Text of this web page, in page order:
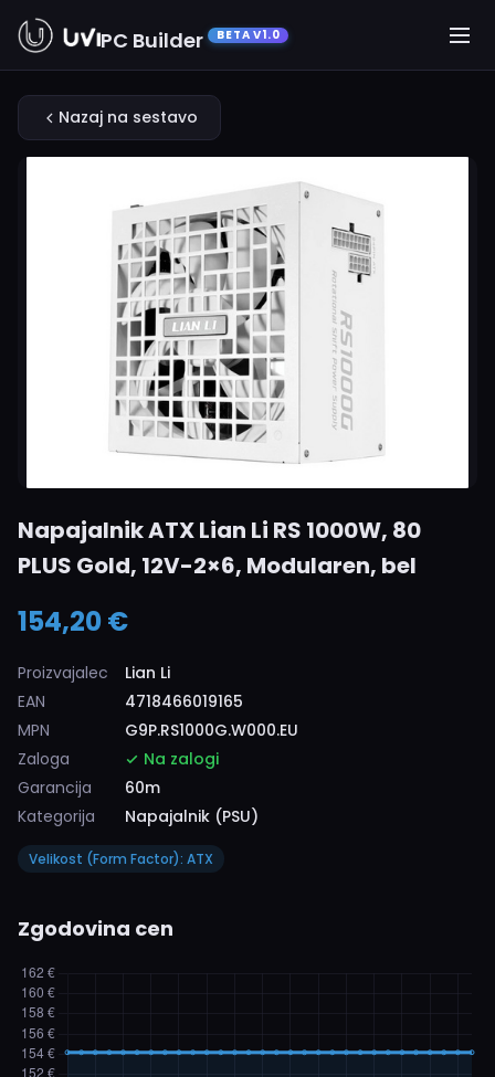
PC Builder BETA V1.0
Nazaj na sestavo
Napajalnik ATX Lian Li RS 1000W, 80
PLUS Gold, 12V-2×6, Modularen, bel
154,20 €
Proizvajalec
Lian Li
EAN
4718466019165
MPN
G9P.RS1000G.W000.EU
Zaloga
Na zalogi
Garancija
60m
Kategorija
Napajalnik (PSU)
Velikost (Form Factor): ATX
Zgodovina cen